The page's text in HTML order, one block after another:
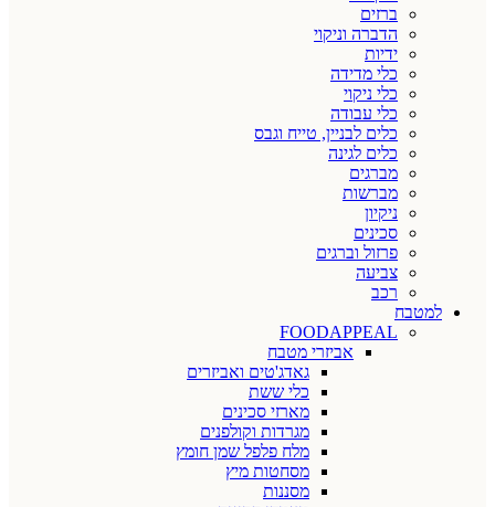
ברזים
הדברה וניקוי
ידיות
כלי מדידה
כלי ניקוי
כלי עבודה
כלים לבניין, טייח וגבס
כלים לגינה
מברגים
מברשות
ניקיון
סכינים
פרזול וברגים
צביעה
רכב
למטבח
FOODAPPEAL
אביזרי מטבח
גאדג'טים ואביזרים
כלי ששת
מארזי סכינים
מגרדות וקולפנים
מלח פלפל שמן חומץ
מסחטות מיץ
מסננות